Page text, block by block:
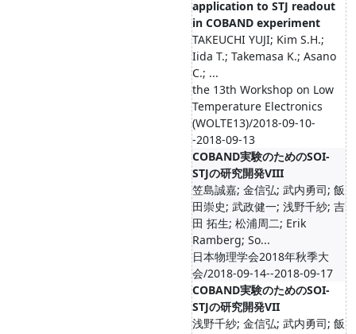
application to STJ readout
in COBAND experiment
TAKEUCHI YUJI; Kim S.H.;
Iida T.; Takemasa K.; Asano
C.; ...
the 13th Workshop on Low
Temperature Electronics
(WOLTE13)/2018-09-10-
-2018-09-13
COBAND実験のためのSOI-
STJの研究開発VIII
笠島誠嘉; ⾦信弘; 武内勇司; 飯
⽥崇史; 武政健⼀; 浅野千紗; 吉
田 拓生; 松浦周二; Erik
Ramberg; So...
日本物理学会2018年秋季大
会/2018-09-14--2018-09-17
COBAND実験のためのSOI-
STJの研究開発VII
浅野千紗; ⾦信弘; 武内勇司; 飯